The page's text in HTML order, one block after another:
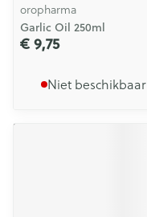
oropharma
Garlic Oil 250ml
€ 9,75
Niet beschikbaar